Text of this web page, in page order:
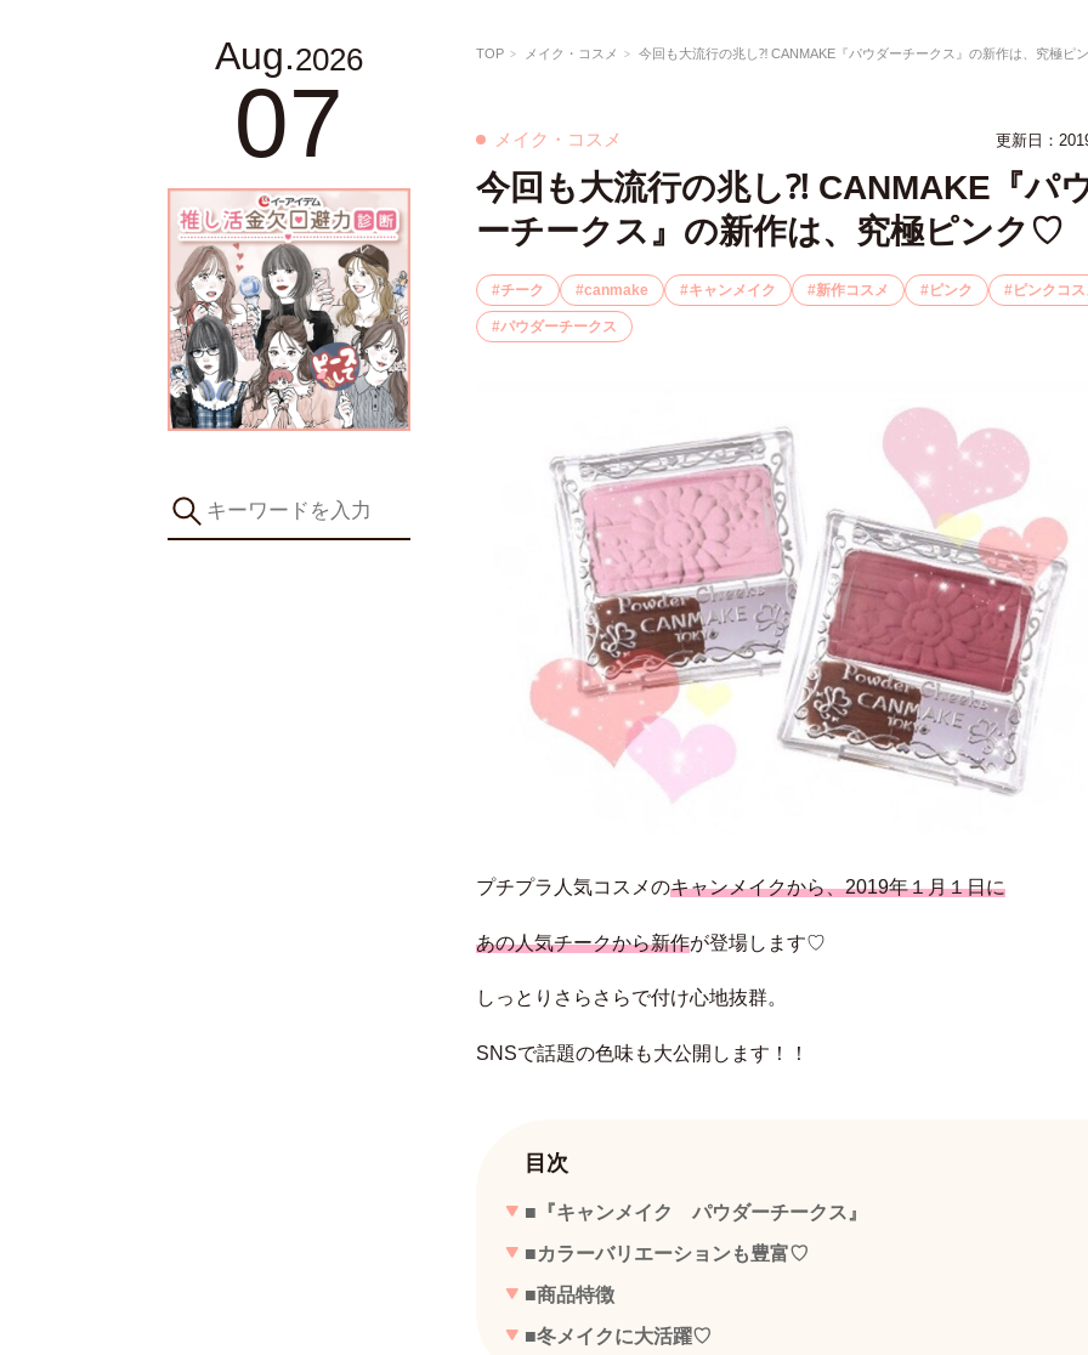
Aug.2026
07
TOP メイク・コスメ 今回も大流行の兆し⁈ CANMAKE『パウダーチークス』の新作は、究極ピ
メイク・コスメ 更新日：
今回も大流行の兆し⁈ CANMAKE『パ
ーチークス』の新作は、究極ピンク♡
チーク canmake キャンメイク 新作コスメ ピンク ピンクコス
パウダーチークス
プチプラ人気コスメのキャンメイクから、2019年１月１日に
あの人気チークから新作が登場します♡
しっとりさらさらで付け心地抜群。
SNSで話題の色味も大公開します！！
目次
■ 『キャンメイク パウダーチークス』
■カラーバリエーションも豊富♡
■商品特徴
■冬メイクに大活躍♡